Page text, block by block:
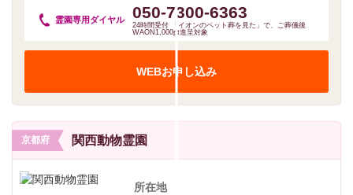
霊園専用 ダイヤル 050-7300-6363
24時間受付 「イオンのペット葬を見た」で、ご葬儀後
WAON1,000pt進呈対象
WEBお申し込み
京都府 関西動物霊園
所在地